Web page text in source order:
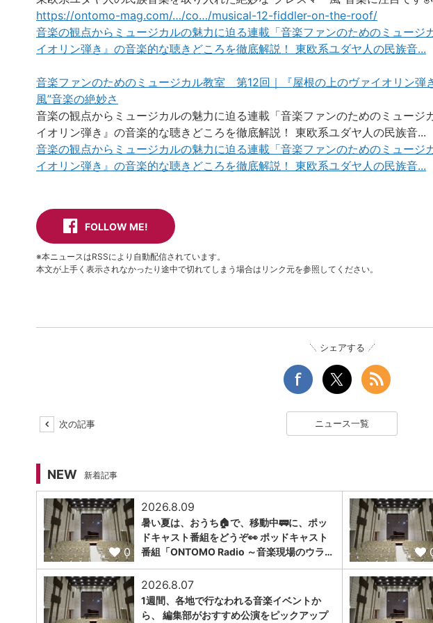
https://ontomo-mag.com/…/co…/musical-12-fiddler-on-the-roof/
音楽の観点からミュージカルの魅力に迫る連載「音楽ファンのためのミュージ
イオリン弾き』の音楽的な聴きどころを徹底解説！ 東欧系ユダヤ人の民族音...
音楽ファンのためのミュージカル教室 第12回｜『屋根の上のヴァイオリン弾
風”音楽の絶妙さ
音楽の観点からミュージカルの魅力に迫る連載「音楽ファンのためのミュージ
イオリン弾き』の音楽的な聴きどころを徹底解説！ 東欧系ユダヤ人の民族音...
音楽の観点からミュージカルの魅力に迫る連載「音楽ファンのためのミュージ
イオリン弾き』の音楽的な聴きどころを徹底解説！ 東欧系ユダヤ人の民族音...
FOLLOW ME!
※本ニュースはRSSにより自動配信されています。
本文が上手く表示されなかったり途中で切れてしまう場合はリンク元を参照してください。
シェアする
次の記事 ニュース一覧
NEW 新着記事
0
2026.8.09
暑い夏は、おうち🏠で、移動中🚃に、ポッ
ドキャスト番組をどうぞ👀 ポッドキャスト
番組「ONTOMO Radio ～音楽現場のウラ…
2026.8.07
1週間、各地で行なわれる音楽イベントか
ら、 編集部がおすすめ公演をピックアップ